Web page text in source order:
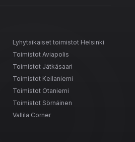
Lyhytaikaiset toimistot Helsinki
Toimistot Aviapolis
Toimistot Jätkäsaari
Toimistot Keilaniemi
Toimistot Otaniemi
Toimistot Sörnäinen
Vallila Corner